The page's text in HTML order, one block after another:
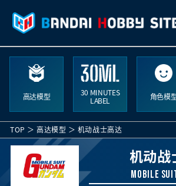
高达模型
30 MINUTES
LABEL
角色模
TOP 高达模型 机动战士高达
机动战
Mobile